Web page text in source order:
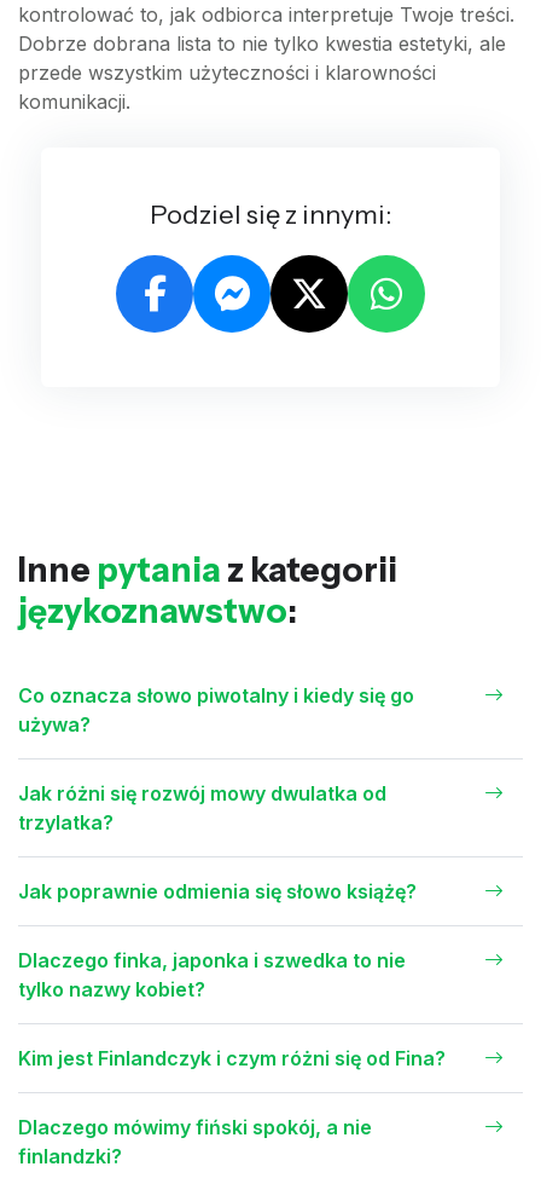
kontrolować to, jak odbiorca interpretuje Twoje treści.
Dobrze dobrana lista to nie tylko kwestia estetyki, ale
przede wszystkim użyteczności i klarowności
komunikacji.
Podziel się z innymi:
Inne pytania z kategorii
językoznawstwo:
Co oznacza słowo piwotalny i kiedy się go
używa?
Jak różni się rozwój mowy dwulatka od
trzylatka?
Jak poprawnie odmienia się słowo książę?
Dlaczego finka, japonka i szwedka to nie
tylko nazwy kobiet?
Kim jest Finlandczyk i czym różni się od Fina?
Dlaczego mówimy fiński spokój, a nie
finlandzki?